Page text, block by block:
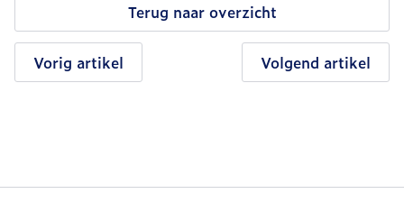
Terug naar overzicht
Vorig artikel Volgend artikel